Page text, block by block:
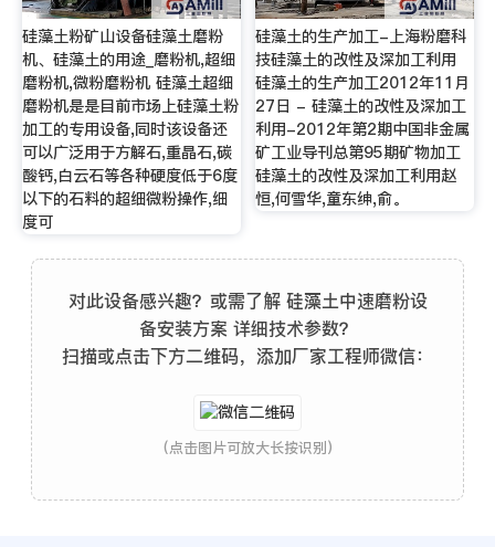
硅藻土粉矿山设备硅藻土磨粉
机、硅藻土的用途_磨粉机,超细
磨粉机,微粉磨粉机 硅藻土超细
磨粉机是是目前市场上硅藻土粉
加工的专用设备,同时该设备还
可以广泛用于方解石,重晶石,碳
酸钙,白云石等各种硬度低于6度
以下的石料的超细微粉操作,细
度可
硅藻土的生产加工-上海粉磨科
技硅藻土的改性及深加工利用
硅藻土的生产加工2012年11月
27日 - 硅藻土的改性及深加工
利用-2012年第2期中国非金属
矿工业导刊总第95期矿物加工
硅藻土的改性及深加工利用赵
恒,何雪华,童东绅,俞。
对此设备感兴趣？或需了解 硅藻土中速磨粉设
备安装方案 详细技术参数？
扫描或点击下方二维码，添加厂家工程师微信：
(点击图片可放大长按识别)